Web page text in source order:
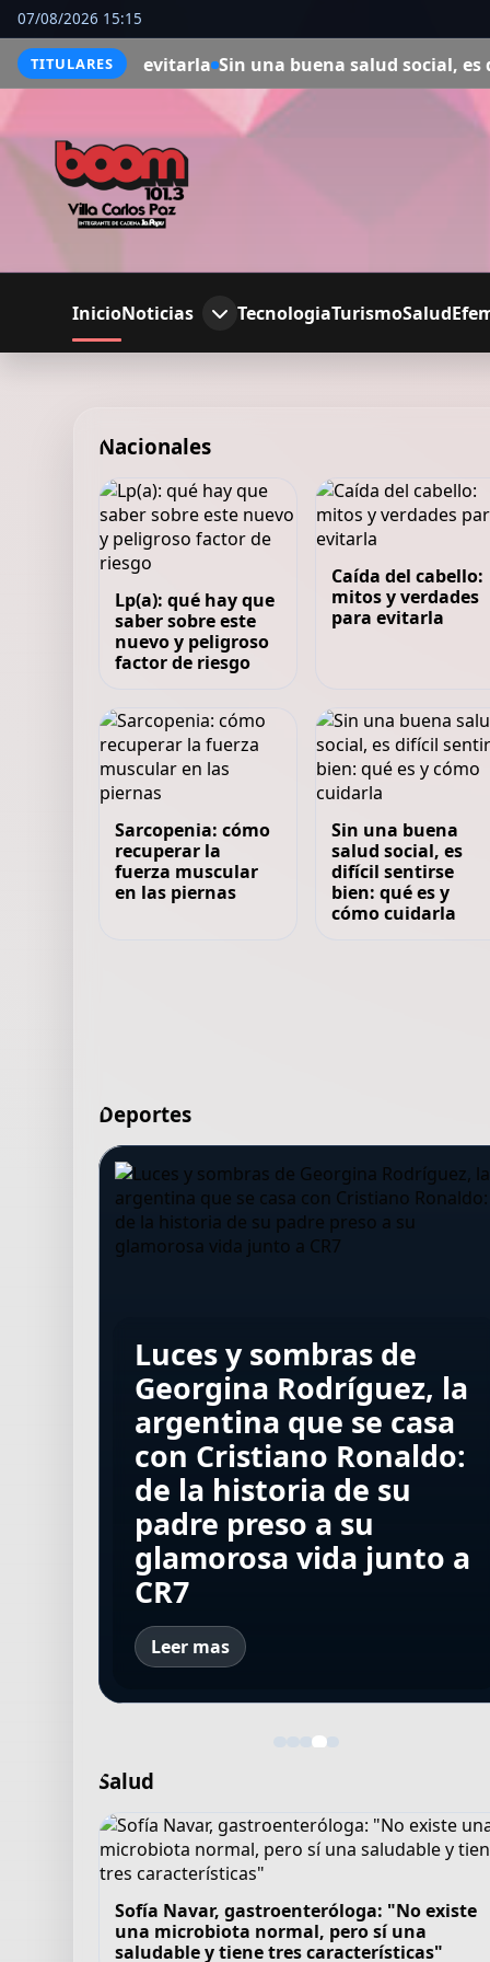
07/08/2026 15:15
TITULARESSin una buena salud social, es difícil sentirse
InicioNoticias TecnologiaTurismoSalud
Nacionales
Lp(a): qué hay que
saber sobre este
nuevo y peligroso
factor de riesgo
Caída del cabello:
mitos y verdades
para evitarla
Sarcopenia: cómo
recuperar la
fuerza muscular
en las piernas
Sin una buena
salud social, es
difícil sentirse
bien: qué es y
cómo cuidarla
Deportes
Yan Diomandé, el
fichaje más caro de la
historia de Real
Madrid: pagaron 160
millones de dólares y
superó a Bellingham,
Bale y Cristiano
Tomás Lavanini
regresa a Los Pumas
tras casi dos años: "Es
una nueva
oportunidad, un nuevo
desafío para mí"
Del frío al horno: la
ultramaratonista
española que corrió
bajo 52 grados y lo
comparó con una "air
fryer"
Luces y sombras de
Georgina Rodríguez, la
argentina que se casa
con Cristiano Ronaldo:
de la historia de su
padre preso a su
glamorosa vida junto a
CR7
Leer mas
La historia de película
del argentino que hizo
ascender a Aruba en la
Copa Davis y preparó el
equipo en un
container de Cañuelas
Salud
Sofía Navar, gastroenteróloga: "No existe
una microbiota normal, pero sí una
saludable y tiene tres características"